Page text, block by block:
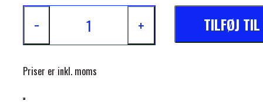
− + TILFØJ
Priser er inkl. moms